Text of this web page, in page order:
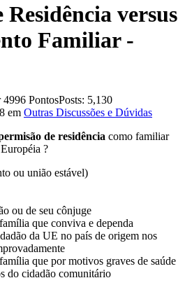
Residência versus
Familiar -
4996 PontosPosts: 5,130
em Outras Discussões e Dúvidas
de residência como familiar
?
ou união estável)
ou de seu cônjuge
que conviva e dependa
da UE no país de origem nos
que por motivos graves de saúde
do cidadão comunitário